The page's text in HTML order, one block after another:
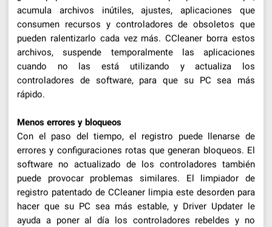
acumula archivos inútiles, ajustes, aplicaciones que
consumen recursos y controladores de obsoletos que
pueden ralentizarlo cada vez más. CCleaner borra estos
archivos, suspende temporalmente las aplicaciones
cuando no las está utilizando y actualiza los
controladores de software, para que su PC sea más
rápido.
Menos errores y bloqueos
Con el paso del tiempo, el registro puede llenarse de
errores y configuraciones rotas que generan bloqueos. El
software no actualizado de los controladores también
puede provocar problemas similares. El limpiador de
registro patentado de CCleaner limpia este desorden para
hacer que su PC sea más estable, y Driver Updater le
ayuda a poner al día los controladores rebeldes y no